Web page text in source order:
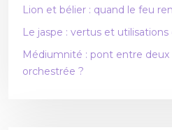
Lion et bélier : quand le feu
Le jaspe : vertus et
Médiumnité : pont entre deux
orchestrée ?